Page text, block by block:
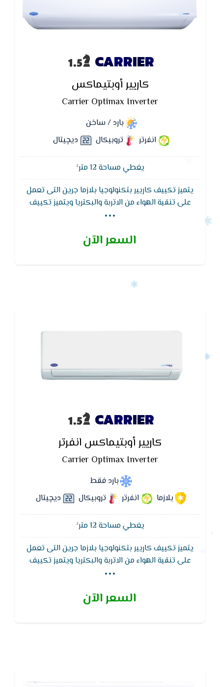
CARRIER
كاريير أوبتيماكس
Carrier Optimax Inverter
بارد / ساخن
انفرتر
تروبيكال ديچيتال
يغطي مساحة 12 متر²
يتميز تكييف كاريير بتكنولوجيا بلازما جرين التى تعمل
على تنقية الهواء من الاتربة والبكتريا ويتميز تكييف
كاريير وظيفة التنظيف الذاتى لجهاز التكييف لتجفيف
والبكتيريا
...
السعر الآن
CARRIER
كاريير أوبتيماكس انفرتر
Carrier Optimax Inverter
بارد فقط
بلازما
انفرتر تروبيكال ديچيتال
يغطي مساحة 12 متر²
يتميز تكييف كاريير بتكنولوجيا بلازما جرين التى تعمل
على تنقية الهواء من الاتربة والبكتريا ويتميز تكييف
كاريير وظيفة التنظيف الذاتى لجهاز التكييف لتجفيف
والبكتيريا
...
السعر الآن